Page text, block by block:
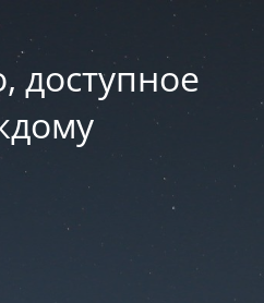
доступное